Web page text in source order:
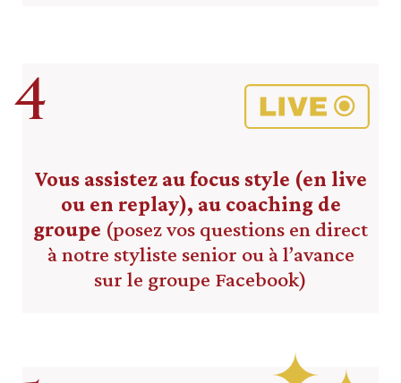
4
Vous assistez au focus style (en live
ou en replay), au coaching de
groupe (posez vos questions en direct
à notre styliste senior ou à l’avance
sur le groupe Facebook)